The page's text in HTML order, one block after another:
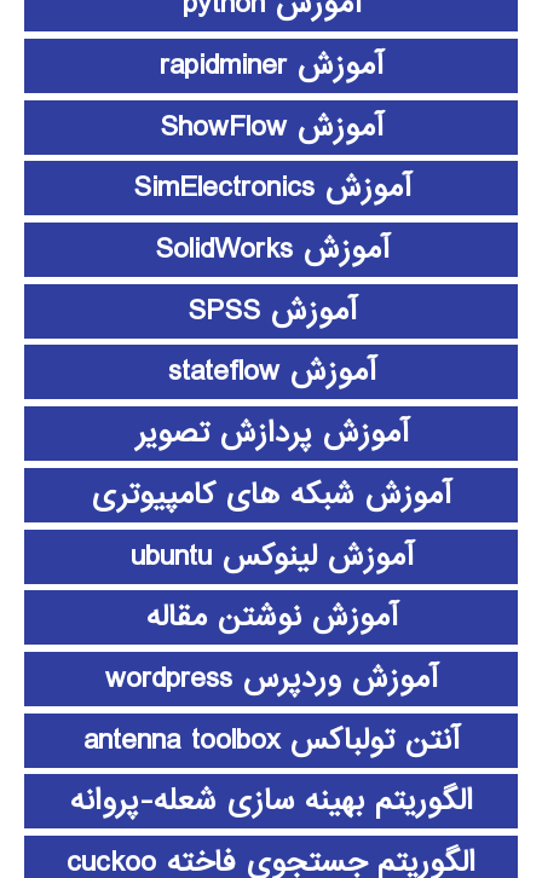
آموزش rapidminer
آموزش ShowFlow
آموزش SimElectronics
آموزش SolidWorks
آموزش SPSS
آموزش stateflow
آموزش پردازش تصویر
آموزش شبکه های کامپیوتری
آموزش لینوکس ubuntu
آموزش نوشتن مقاله
آموزش وردپرس wordpress
آنتن تولباکس antenna toolbox
الگوریتم بهینه سازی شعله-پروانه
الگوریتم جستجوی فاخته cuckoo